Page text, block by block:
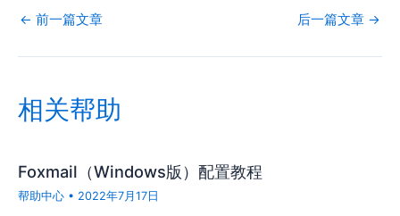
← 前一篇文章 后一篇文章 →
相关帮助
Foxmail（Windows版）配置教程
帮助中心 • 2022年7月17日